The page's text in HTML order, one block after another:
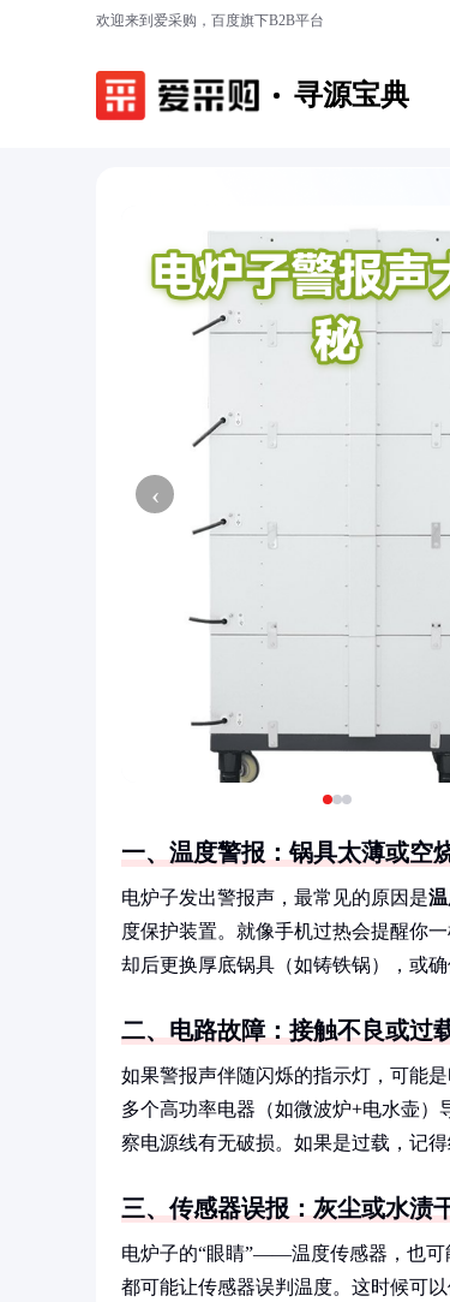
欢迎来到爱采购，百度旗下B2B平台
寻源宝典
‹
一、温度警报：锅具太薄或空
电炉子发出警报声，最常见的原因是
度保护装置。就像手机过热会提醒你
却后更换厚底锅具（如铸铁锅），或确
二、电路故障：接触不良或过
如果警报声伴随闪烁的指示灯，可能是
多个高功率电器（如微波炉+电水壶
察电源线有无破损。如果是过载，记
三、传感器误报：灰尘或水渍
电炉子的“眼睛”——温度传感器，也可
都可能让传感器误判温度。这时候可